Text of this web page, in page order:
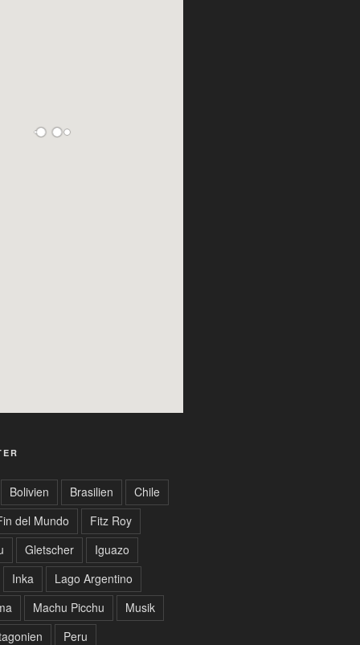
Bolivien Brasilien
Chile
del Mundo
Fitz Roy
Gletscher
Iguazo
Inka
Lago Argentino
Machu Picchu
Musik
Peru